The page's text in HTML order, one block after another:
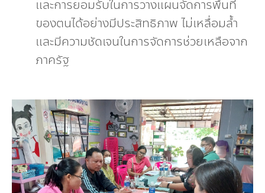
และการยอมรับในการวางแผนจัดการพื้นที่
ของตนได้อย่างมีประสิทธิภาพ ไม่เหลื่อมล้ำ
และมีความชัดเจนในการจัดการช่วยเหลือจาก
ภาครัฐ